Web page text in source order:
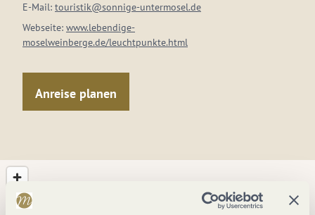
E-Mail: touristik@sonnige-untermosel.de
Webseite: www.lebendige-
moselweinberge.de/leuchtpunkte.html
Anreise planen